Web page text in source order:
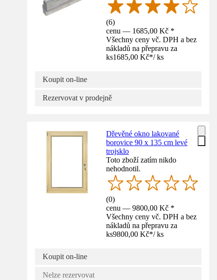
(6)
cenu — 1685,00 Kč *
Všechny ceny vč. DPH a bez
nákladů na přepravu za
ks1685,00 Kč*/ ks
Koupit on-line
Rezervovat v prodejně
Dřevěné okno lakované
borovice 90 x 135 cm levé
trojsklo
Toto zboží zatím nikdo
nehodnotil.
(0)
cenu — 9800,00 Kč *
Všechny ceny vč. DPH a bez
nákladů na přepravu za
ks9800,00 Kč*/ ks
Koupit on-line
Nelze rezervovat